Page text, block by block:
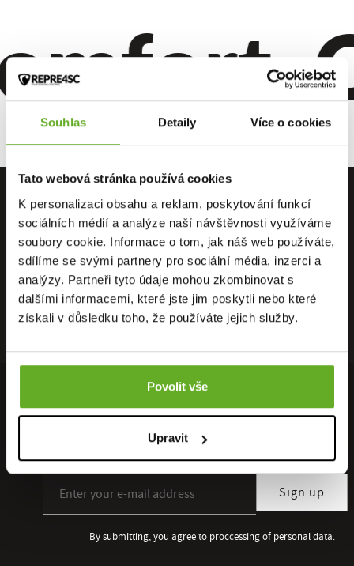
Souhlas Detaily Více o cookies
Tato webová stránka používá cookies
K personalizaci obsahu a reklam, poskytování funkcí
sociálních médií a analýze naší návštěvnosti využíváme
soubory cookie. Informace o tom, jak náš web používáte,
sdílíme se svými partnery pro sociální média, inzerci a
analýzy. Partneři tyto údaje mohou zkombinovat s
dalšími informacemi, které jste jim poskytli nebo které
získali v důsledku toho, že používáte jejich služby.
Povolit vše
Upravit
INVITE TIPS AND INSPIRATION TO YOUR INBOX ...
Sign up for our newsletter subscription and you will not miss any
discount. You can unsubscribe at any time.
Sign up
By submitting, you agree to proccessing of personal data.